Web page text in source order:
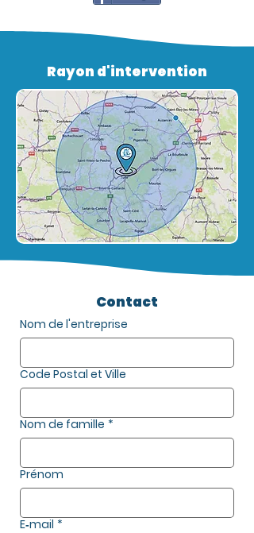
Rayon d'intervention
Contact
Nom de l'entreprise
Code Postal et Ville
Nom de famille *
Prénom
E‑mail *